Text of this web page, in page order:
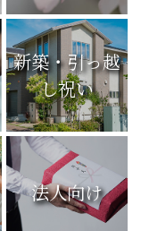
新築・引っ越
し祝い
法人向け